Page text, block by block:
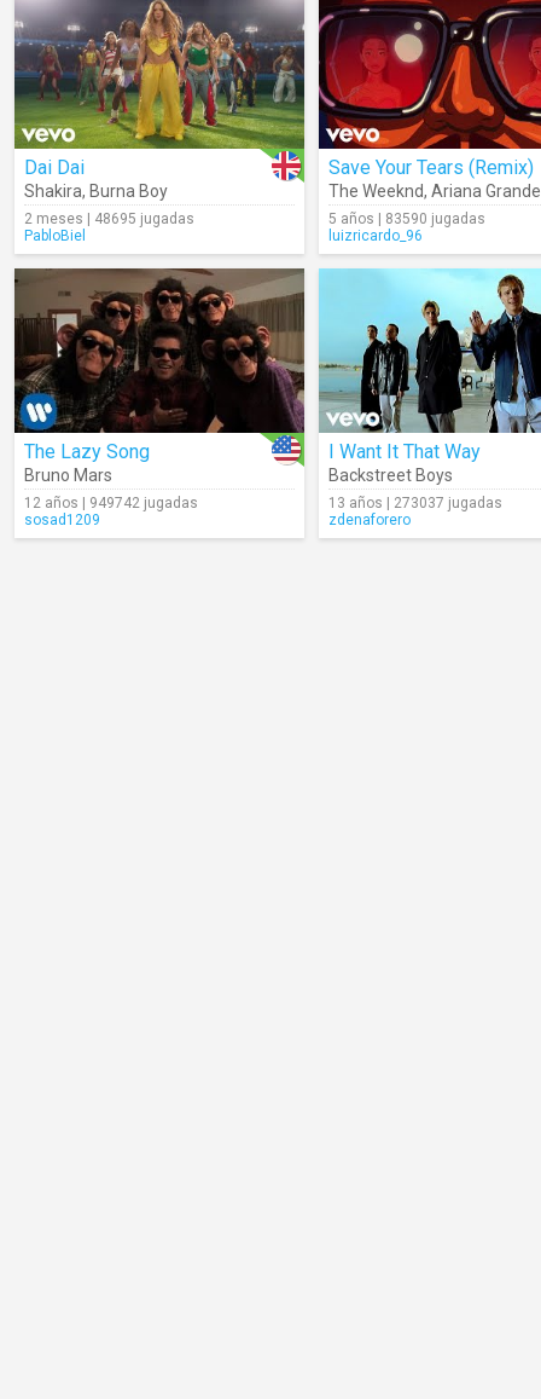
Dai Dai
Shakira, Burna Boy
2 meses | 48695 jugadas
PabloBiel
Save Your Tears (Remix)
The Weeknd, Ariana Grande
5 años | 83590 jugadas
luizricardo_96
The Lazy Song
Bruno Mars
12 años | 949742 jugadas
sosad1209
I Want It That Way
Backstreet Boys
13 años | 273037 jugadas
zdenaforero